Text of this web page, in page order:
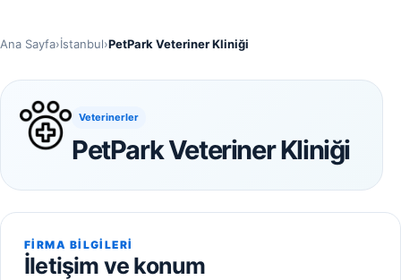
Ana Sayfa›İstanbul›PetPark Veteriner Kliniği
Veterinerler
PetPark Veteriner Kliniği
FIRMA BILGILERI
İletişim ve konum